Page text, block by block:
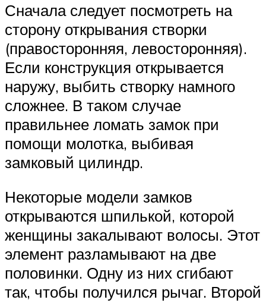
Сначала следует посмотреть на
сторону открывания створки
(правосторонняя, левосторонняя).
Если конструкция открывается
наружу, выбить створку намного
сложнее. В таком случае
правильнее ломать замок при
помощи молотка, выбивая
замковый цилиндр.
Некоторые модели замков
открываются шпилькой, которой
женщины закалывают волосы. Этот
элемент разламывают на две
половинки. Одну из них сгибают
так, чтобы получился рычаг. Второй